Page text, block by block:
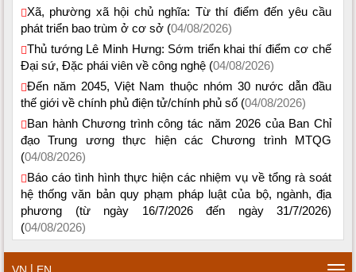
Xã, phường xã hội chủ nghĩa: Từ thí điểm đến yêu cầu
phát triển bao trùm ở cơ sở (04/08/2026)
Thủ tướng Lê Minh Hưng: Sớm triển khai thí điểm cơ chế
Đại sứ, Đặc phái viên về công nghệ (04/08/2026)
Đến năm 2045, Việt Nam thuộc nhóm 30 nước dẫn đầu
thế giới về chính phủ điện tử/chính phủ số (04/08/2026)
Ban hành Chương trình công tác năm 2026 của Ban Chỉ
đạo Trung ương thực hiện các Chương trình MTQG
(04/08/2026)
Báo cáo tình hình thực hiện các nhiệm vụ về tổng rà soát
hệ thống văn bản quy phạm pháp luật của bộ, ngành, địa
phương (từ ngày 16/7/2026 đến ngày 31/7/2026)
(04/08/2026)
VN | EN